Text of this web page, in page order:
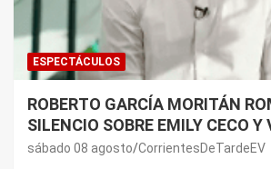
ESPECTÁCULOS
ROBERTO GARCÍA MORITÁN
SILENCIO SOBRE EMILY CECO Y
GALLARDO: “DEDÍQUENSE A SUS
sábado 08 agosto CorrientesDeTardeEV